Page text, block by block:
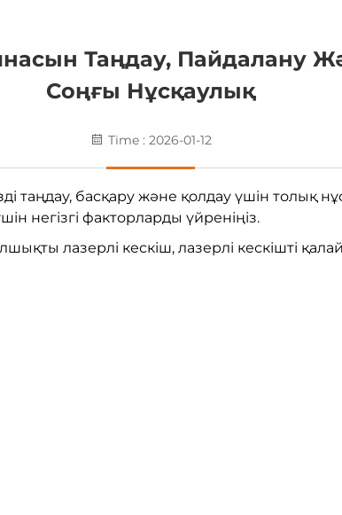
Таңдау, Пайдалану
Соңғы Нұсқаулық
Time : 2026-01-12
таңдау, басқару және қолдау үшін толық
негізгі факторларды үйреніңіз.
лазерлі кескіш, лазерлі кескішті